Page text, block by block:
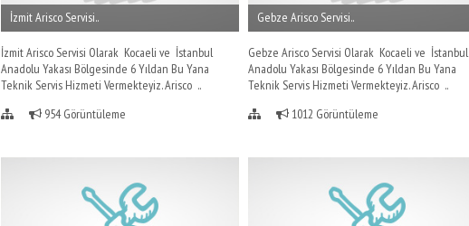
İzmit Arisco Servisi..
İzmit Arisco Servisi Olarak Kocaeli ve İstanbul
Anadolu Yakası Bölgesinde 6 Yıldan Bu Yana
Teknik Servis Hizmeti Vermekteyiz. Arisco ..
954 Görüntüleme
Gebze Arisco Servisi..
Gebze Arisco Servisi Olarak Kocaeli ve İstanbul
Anadolu Yakası Bölgesinde 6 Yıldan Bu Yana
Teknik Servis Hizmeti Vermekteyiz. Arisco ..
1012 Görüntüleme